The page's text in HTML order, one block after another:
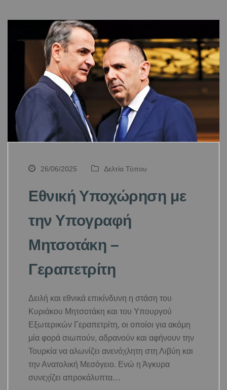
26/06/2025 Δελτία Τύπου
Εθνική Υποχώρηση με
την Υπογραφή
Μητσοτάκη –
Γεραπετρίτη
Δειλή και εθνικά επικίνδυνη η στάση του
Κυριάκου Μητσοτάκη και του Υπουργού
Εξωτερικών Γεραπετρίτη, οι οποίοι για ακόμη
μία φορά σιωπούν, αδρανούν και αφήνουν την
Τουρκία να αλωνίζει ανενόχλητη στη Λιβύη και
την Ανατολική Μεσόγειο. Ενώ η Άγκυρα
συνεχίζει απροκάλυπτα…